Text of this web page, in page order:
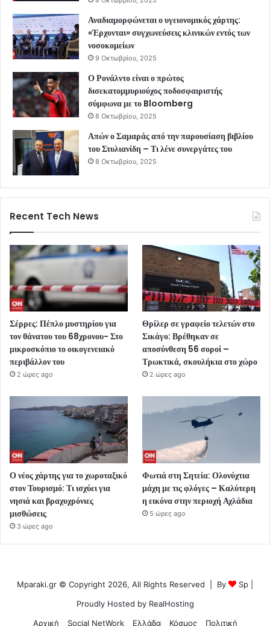
Αναδιαμορφώνεται ο υγειονομικός χάρτης:
«Έρχονται» συγχωνεύσεις κλινικών εντός των
νοσοκομείων
9 Οκτωβρίου, 2025
Ο Ρονάλντο είναι ο πρώτος
δισεκατομμυριούχος ποδοσφαιριστής
σύμφωνα με το Bloomberg
8 Οκτωβρίου, 2025
Απών ο Σαμαράς από την παρουσίαση βιβλίου
του Στυλιανίδη – Τι λένε συνεργάτες του
8 Οκτωβρίου, 2025
Recent Tech News
Σέρρες: Πέπλο μυστηρίου για
τον θάνατου του 68χρονου- Στο
μικροσκόπιο το οικογενειακό
περιβάλλον του
2 ώρες ago
Θρίλερ σε γραφείο τελετών στο
Σικάγο: Βρέθηκαν σε
αποσύνθεση 56 σοροί –
Τρωκτικά, σκουλήκια στο χώρο
2 ώρες ago
Ο νέος χάρτης για το χωροταξικό
στον Τουρισμό: Τι ισχύει για
νησιά και βραχυχρόνιες
μισθώσεις
3 ώρες ago
Φωτιά στη Σητεία: Ολονύχτια
μάχη με τις φλόγες – Καλύτερη
η εικόνα στην περιοχή Αχλάδια
5 ώρες ago
Mparaki.gr © Copyright 2026, All Rights Reserved | By Sp
Proudly Hosted by RealHosting
Αρχική
Social NetWork Ελλάδα Κόσμος Πολιτική